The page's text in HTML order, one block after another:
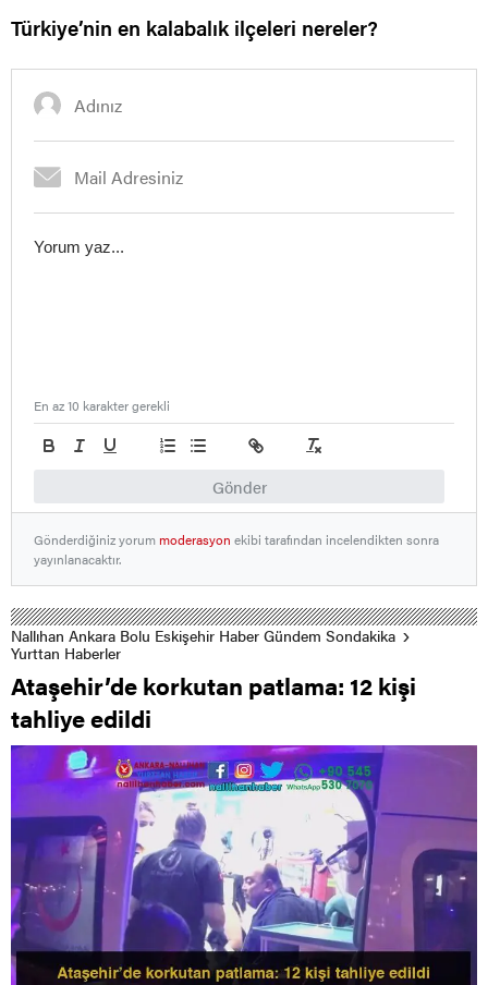
Türkiye’nin en kalabalık ilçeleri nereler?
Gönder
En az 10 karakter gerekli
Gönderdiğiniz yorummoderasyon ekibi tarafından incelendikten sonra
yayınlanacaktır.
Nallıhan Ankara Bolu Eskişehir Haber Gündem Sondakika
Yurttan Haberler
Ataşehir’de korkutan patlama: 12 kişi
tahliye edildi